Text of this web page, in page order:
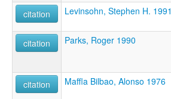
citation Levinsohn, Stephen H. 1991
citation
Parks, Roger 1990
citation
Maffla Bilbao, Alonso 1976